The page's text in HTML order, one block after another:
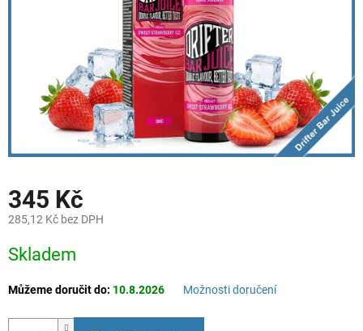
345 Kč
285,12 Kč bez DPH
cena:
Skladem
Můžeme doručit do: 10.8.2026 Možnosti doručení